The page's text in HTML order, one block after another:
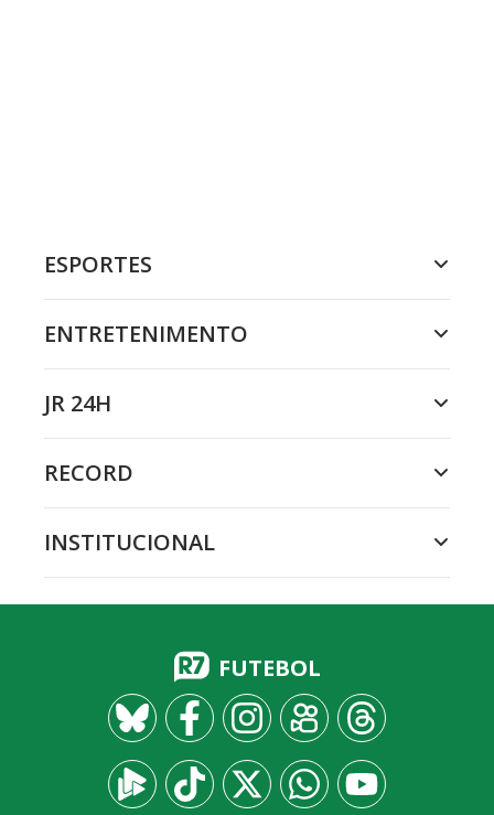
ESPORTES
ENTRETENIMENTO
JR 24H
RECORD
INSTITUCIONAL
FUTEBOL